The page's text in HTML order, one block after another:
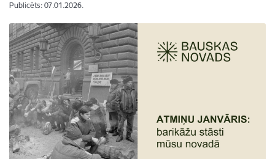
Publicēts: 07.01.2026.